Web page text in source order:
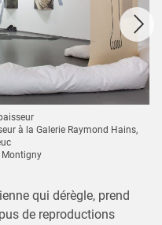
à la Galerie Raymond Hains,
Montigny
qui dérègle, prend
de reproductions